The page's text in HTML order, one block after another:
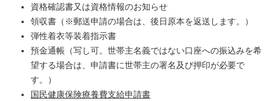
資格確認書又は資格情報のお知らせ
領収書（※郵送申請の場合は、後日原本を返送します。）
弾性着衣等装着指示書
預金通帳（写し可。世帯主名義ではない口座への振込みを希
望する場合は、申請書に世帯主の署名及び押印が必要で
す。）
国民健康保険療養費支給申請書